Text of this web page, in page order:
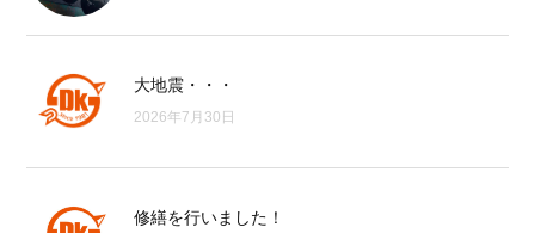
大地震・・・
2026年7月30日
修繕を行いました！